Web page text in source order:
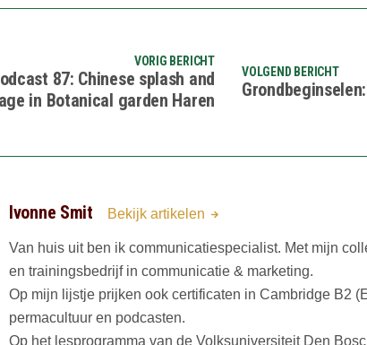
VORIG BERICHT
87: Chinese splash and
in Botanical garden Haren
VOLGEND BERICHT
Ivonne Smit Bekijk artikelen
Van huis uit ben ik communicatiespecialist. Met mijn
en trainingsbedrijf in communicatie & marketing.
Op mijn lijstje prijken ook certificaten in Cambridge B2
permacultuur en podcasten.
Op het lesprogramma van de Volksuniversiteit Den